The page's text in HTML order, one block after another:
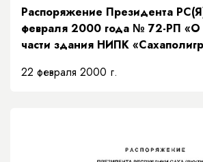
Распоряжение Президента
февраля 2000 года № 72-РП «О
части здания НИПК
(Якутия)»
22 февраля 2000 г.